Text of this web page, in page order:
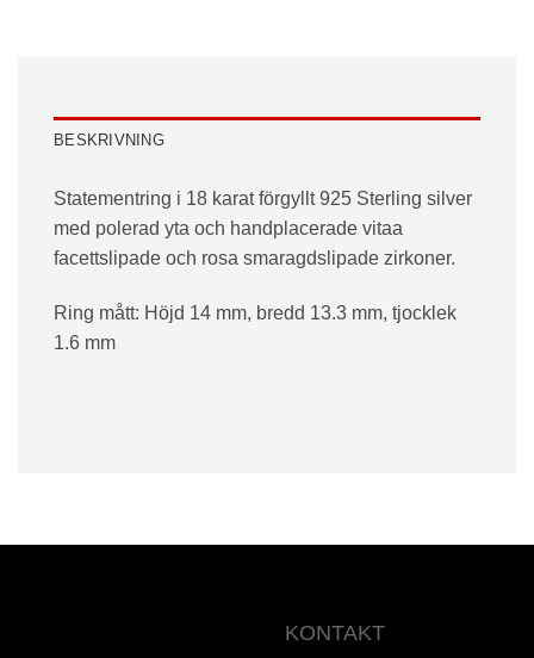
BESKRIVNING
Statementring i 18 karat förgyllt 925 Sterling silver
med polerad yta och handplacerade vitaa
facettslipade och rosa smaragdslipade zirkoner.
Ring mått: Höjd 14 mm, bredd 13.3 mm, tjocklek
1.6 mm
KONTAKT